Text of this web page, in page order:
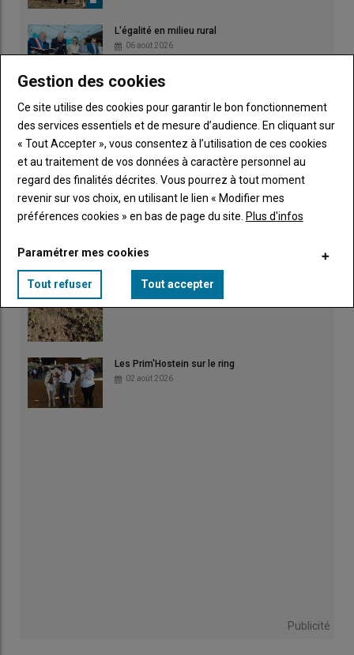
L'égalité en milieu rural
06 août 2026
La microbiologie au cœur d'un reportage primé
04 août 2026
Irrigation : fortes chaleurs et rendements
Les Prim'Hostein sur le ring
02 août 2026
Publicité
Gestion des cookies
Ce site utilise des cookies pour garantir le bon fonctionnement
des services essentiels et de mesure d’audience. En cliquant sur
« Tout Accepter », vous consentez à l’utilisation de ces cookies
et au traitement de vos données à caractère personnel au
regard des finalités décrites. Vous pourrez à tout moment
revenir sur vos choix, en utilisant le lien « Modifier mes
préférences cookies » en bas de page du site. Plus d'infos
Paramétrer mes cookies
Tout refuser Tout accepter